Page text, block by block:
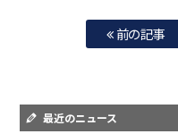
前の記事
最近のニュース